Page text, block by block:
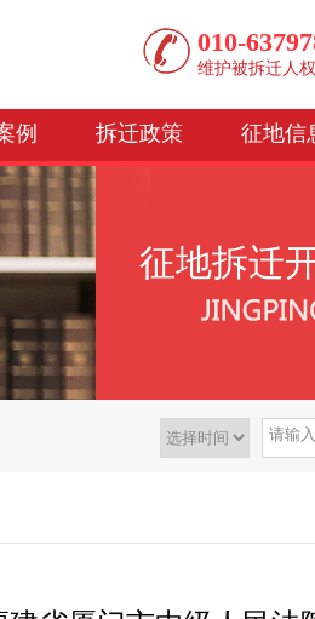
010-
维护被拆迁人
例 拆迁政策 征地信
征地拆迁